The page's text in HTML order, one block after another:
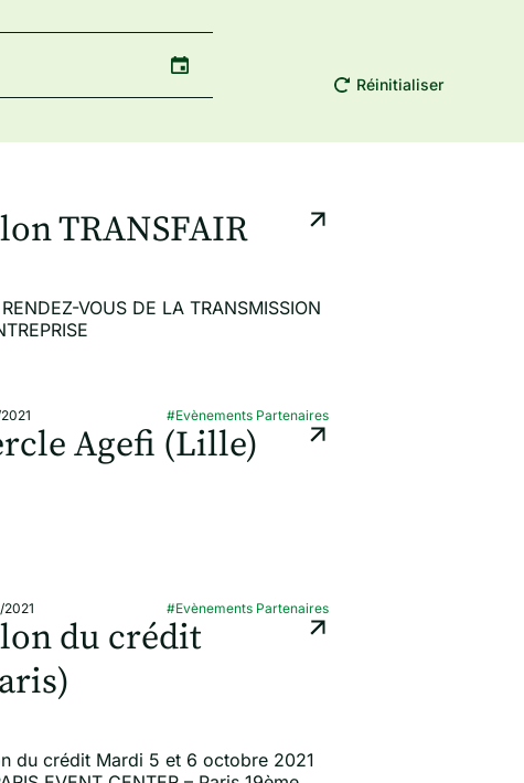
Réinitialiser
TRANSFAIR
VOUS DE LA TRANSMISSION
#Evènements Partenaires
Agefi (Lille)
2021 #Evènements Partenaires
du crédit
du crédit Mardi 5 et 6 octobre 2021